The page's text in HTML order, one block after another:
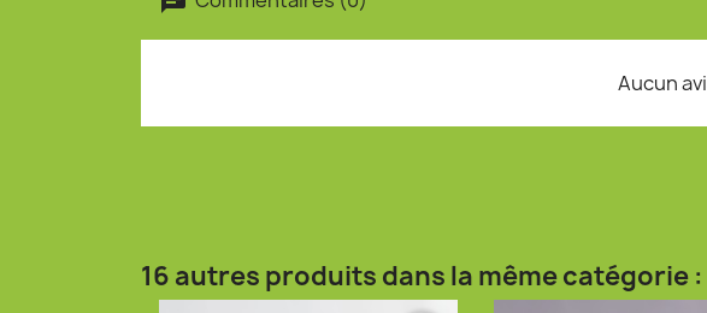
Aucun
16 autres produits dans la même catégorie :